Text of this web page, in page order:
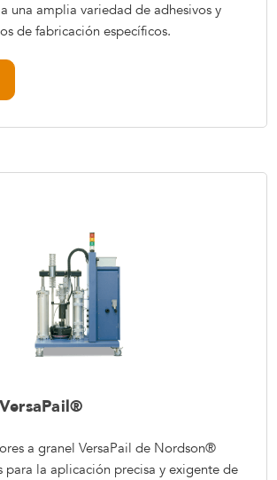
una amplia variedad de adhesivos y
de fabricación específicos.
a granel VersaPail de Nordson®
para la aplicación precisa y exigente de